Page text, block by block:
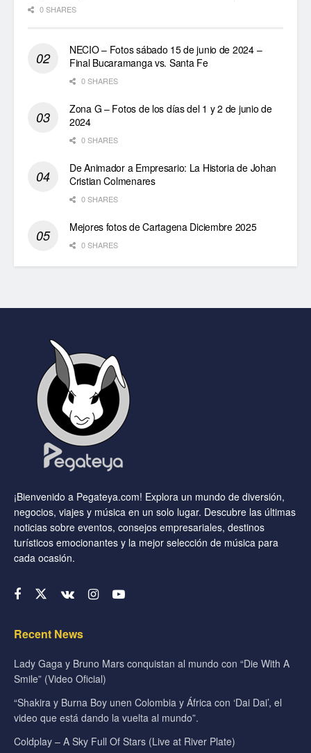
0 SHARES
NECIO – Fotos sábado 15 de junio de 2024 –
Final Bucaramanga vs. Santa Fe
0 SHARES
Zona G – Fotos de los días del 1 y 2 de junio de
2024
0 SHARES
De Animador a Empresario: La Historia de Johan
Cristian Colmenares
0 SHARES
Mejores fotos de Cartagena Diciembre 2025
0 SHARES
¡Bienvenido a Pegateya.com! Explora un mundo de diversión,
negocios, viajes y música en un solo lugar. Descubre las últimas
noticias sobre eventos, consejos empresariales, destinos
turísticos emocionantes y la mejor selección de música para
cada ocasión.
Recent News
Lady Gaga y Bruno Mars conquistan al mundo con “Die With A
Smile” (Video Oficial)
“Shakira y Burna Boy unen Colombia y África con ‘Dai Dai’, el
video que está dando la vuelta al mundo”.
Coldplay – A Sky Full Of Stars (Live at River Plate)